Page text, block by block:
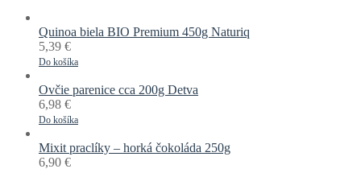
Quinoa biela BIO Premium 450g Naturiq
5,39 €
Do košíka
Ovčie parenice cca 200g Detva
6,98 €
Do košíka
Mixit praclíky – horká čokoláda 250g
6,90 €